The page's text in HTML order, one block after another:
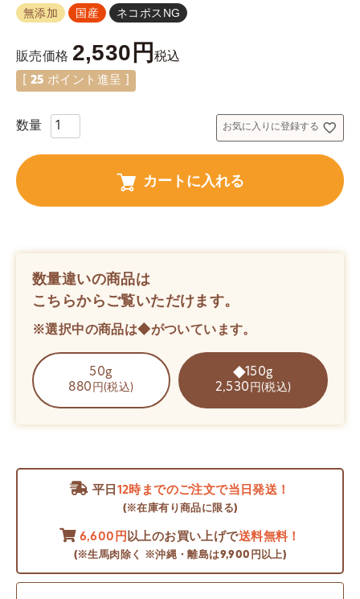
無添加 国産 ネコポスNG
販売価格 2,530 税込
25 ポイント進呈 ]
お気に入りに登録する
カートに入れる
数量違いの商品は
こちらからご覧いただけます。
※選択中の商品は◆がついています。
50g
880 円(税込)
150g
2,530 円(税込)
平日 12時までのご注文で当日発送！
(※在庫有り商品に限る)
6,600円 以上のお買い上げで送料無料！
(※生馬肉除く ※沖縄・離島は9,900円以上)